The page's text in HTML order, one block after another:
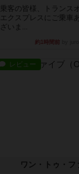
乗客の皆様、トランス
エクスプレスにご乗車
ざいま...
約1時間前
レビュー
ワン・トゥ・フ